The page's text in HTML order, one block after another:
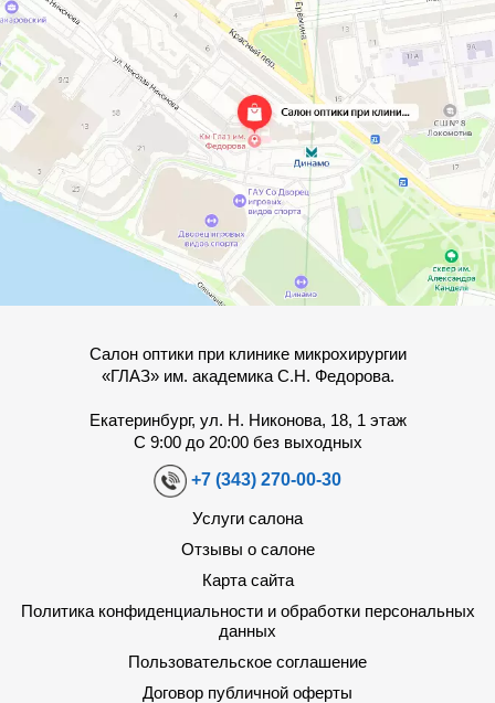
Салон оптики при клинике микрохирургии
«ГЛАЗ» им. академика С.Н. Федорова.
Екатеринбург, ул. Н. Никонова, 18, 1 этаж
С 9:00 до 20:00 без выходных
+7 (343) 270-00-30
Услуги салона
Отзывы о салоне
Карта сайта
Политика конфиденциальности и обработки персональных
данных
Пользовательское соглашение
Договор публичной оферты